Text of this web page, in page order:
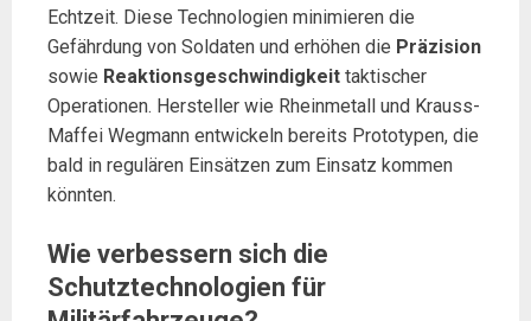
Echtzeit. Diese Technologien minimieren die
Gefährdung von Soldaten und erhöhen die Präzision
sowie Reaktionsgeschwindigkeit taktischer
Operationen. Hersteller wie Rheinmetall und Krauss-
Maffei Wegmann entwickeln bereits Prototypen, die
bald in regulären Einsätzen zum Einsatz kommen
könnten.
Wie verbessern sich die
Schutztechnologien für